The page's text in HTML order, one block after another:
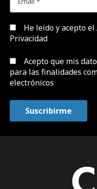
He leído y acepto el
Privacidad
Acepto que mis
para las finalidades
electrónicos